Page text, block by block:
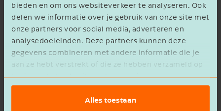
bieden en om ons websiteverkeer te analyseren. Ook
delen we informatie over je gebruik van onze site met
onze partners voor social media, adverteren en
analysedoeleinden. Deze partners kunnen deze
gegevens combineren met andere informatie die je
aan ze hebt verstrekt of die ze hebben verzameld op
basis van het gebruik van hun services.
Alles toestaan
Ik ga akkoord met hetprivacy statement
Verzenden